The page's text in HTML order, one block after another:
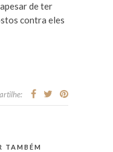
de ter
contra eles
TAMBÉM